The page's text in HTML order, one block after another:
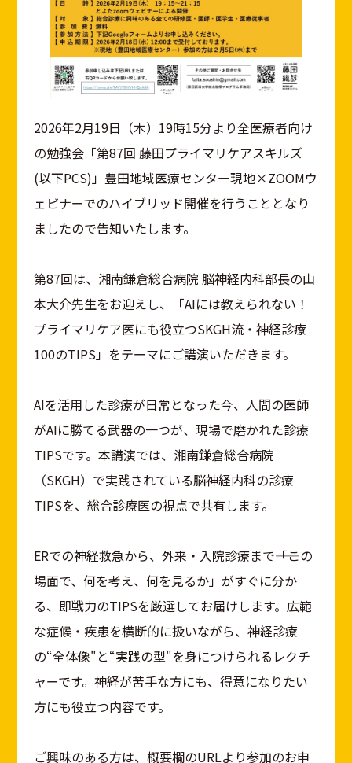
2026年2月19日（木）19時15分より全医療者向け
の勉強会「第87回 藤田プライマリケアスキルズ
(以下PCS)」豊田地域医療センター現地×ZOOMウ
ェビナーでのハイブリッド開催を行うこととなり
ましたので告知いたします。
第87回は、湘南鎌倉総合病院 脳神経内科部長の山
本大介先生をお迎えし、「AIには教えられない！
プライマリケア医にも役立つSKGH流・神経診療
100のTIPS」をテーマにご講演いただきます。
AIを活用した診療が日常となった今、人間の医師
がAIに勝てる武器の一つが、現場で磨かれた診療
TIPSです。本講演では、湘南鎌倉総合病院
（SKGH）で実践されている脳神経内科の診療
TIPSを、総合診療医の視点で共有します。
ERでの神経救急から、外来・入院診療まで――「この
場面で、何を考え、何を見るか」がすぐに分か
る、即戦力のTIPSを厳選してお届けします。広範
な症候・疾患を横断的に扱いながら、神経診療
の“全体像"と“実践の型"を身につけられるレクチ
ャーです。神経が苦手な方にも、得意になりたい
方にも役立つ内容です。
ご興味のある方は、概要欄のURLより参加のお申